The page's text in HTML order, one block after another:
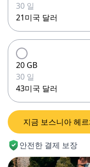
30 일
21미국 달러
20 GB
30 일
43미국 달러
지금 보스니아 헤
안전한 결제 보장